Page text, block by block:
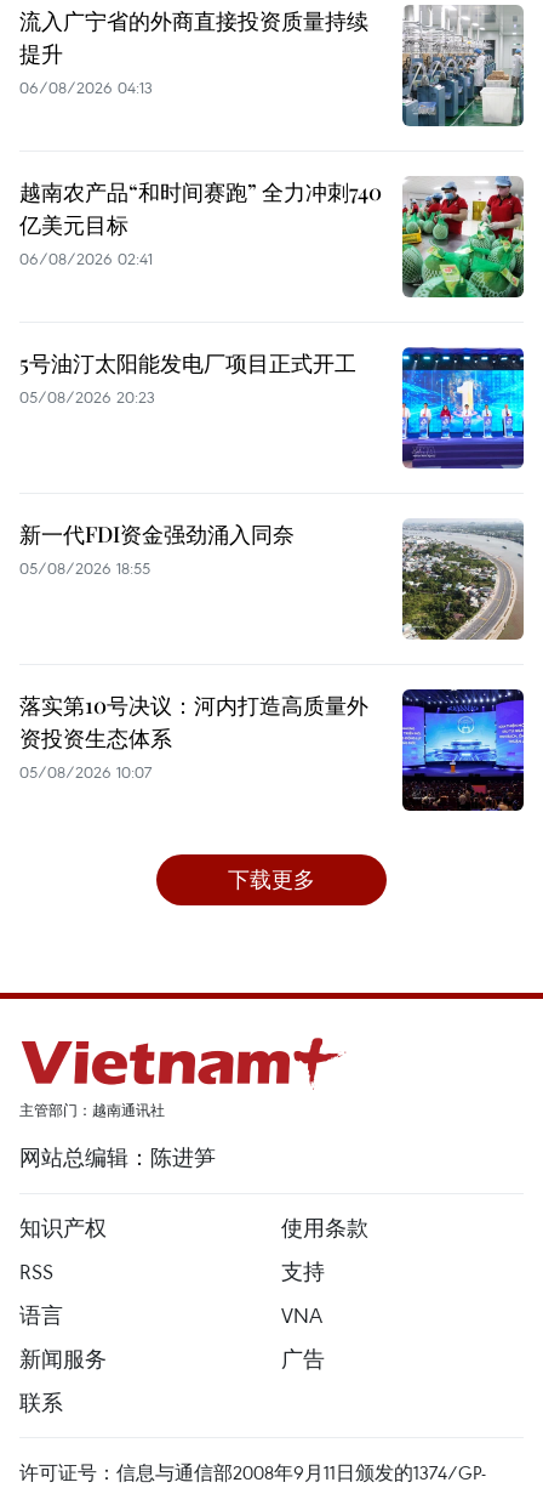
流入广宁省的外商直接投资质量持续
提升
06/08/2026 04:13
越南农产品“和时间赛跑” 全力冲刺740
亿美元目标
06/08/2026 02:41
5号油汀太阳能发电厂项目正式开工
05/08/2026 20:23
新一代FDI资金强劲涌入同奈
05/08/2026 18:55
落实第10号决议：河内打造高质量外
资投资生态体系
05/08/2026 10:07
下载更多
主管部门：越南通讯社
网站总编辑：陈进笋
知识产权
使用条款
RSS
支持
语言
VNA
新闻服务
广告
联系
许可证号：信息与通信部2008年9月11日颁发的1374/GP-